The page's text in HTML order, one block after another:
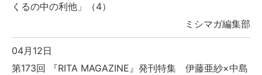
くるの中の利他」（4）
ミシマガ編集部
04月12日
第173回 『RITA MAGAZINE』発刊特集 伊藤亜紗×中島